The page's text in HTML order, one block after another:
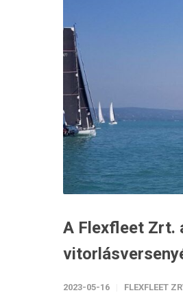
A Flexfleet Zrt.
2023-05-16 FLEXFLEET